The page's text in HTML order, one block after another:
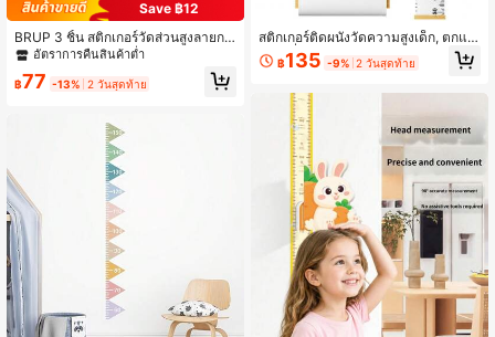
Save ฿12
BRUP 3 ชิ้น สติกเกอร์วัดส่วนสูงลายกา
ร์ตูนสัตว์แอฟริกัน - ของตกแต่งห้องแบ
นเพาะชำและเด็กผู้ชาย, สติ๊กเกอร์ติดผนั
อัตราการคืนสินค้าต่ำ
฿77 -13% 2 วันสุดท้าย
สติกเกอร์ติดผนังวัดความสูงเด็ก, ตกแต่
งผนังที่ถอดออกได้, ไม้บรรทัดผ้าใบ, กา
รวัดที่แม่นยำ, สำหรับเด็ก (สีขาว), แผน
อถือ, ตกแต่งผนัง, แผนภูมิการเติบโตคว
ามสูงผ้าใบที่ถอดออกได้, 79"X 7.9"
฿135 -9% 2 วันสุดท้าย